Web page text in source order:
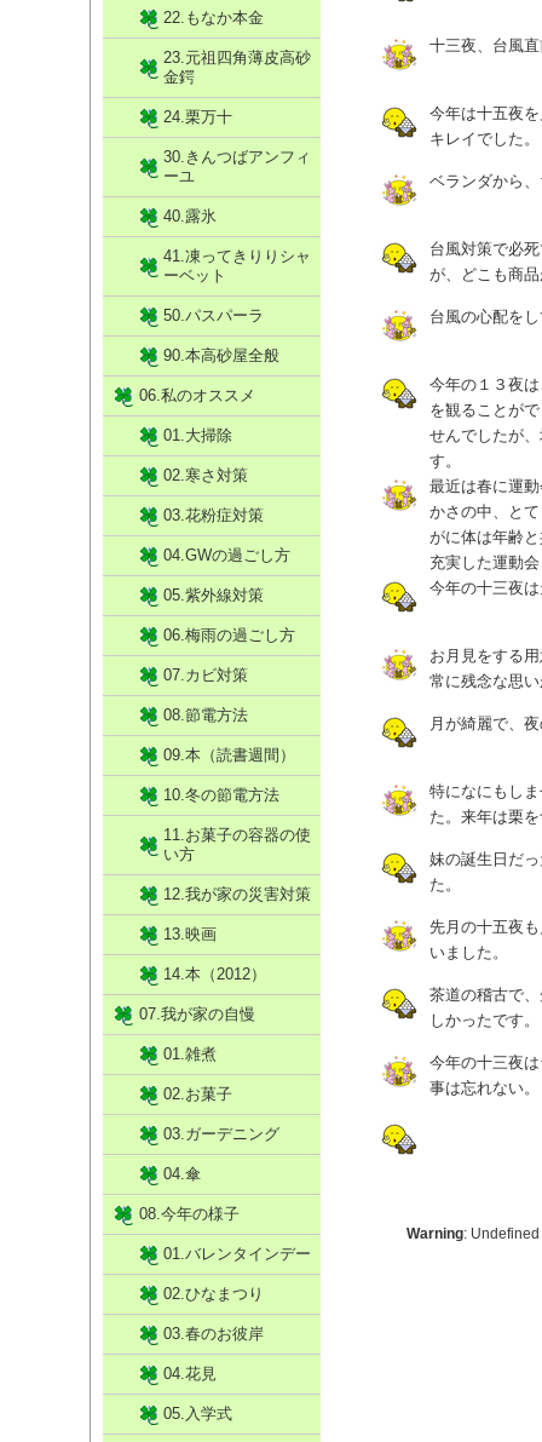
十三夜、台風
今年は十五夜
キレイでした。
ベランダから
台風対策で必
が、どこも商
台風の心配を
今年の１３夜
を観ることが
せんでしたが
す。
最近は春に運
かさの中、と
がに体は年齢
充実した運動
今年の十三夜
お月見をする
常に残念な思
月が綺麗で、
特になにもし
た。来年は栗
妹の誕生日だ
た。
先月の十五夜
いました。
茶道の稽古で
しかったです。
今年の十三夜
事は忘れない。
Warning:
22.もなか本金
23.元祖四角薄皮高砂
金鍔
24.栗万十
30.きんつばアンフィ
ーユ
40.露氷
41.凍ってきりりシャ
ーベット
50.パスパーラ
90.本高砂屋全般
06.私のオススメ
01.大掃除
02.寒さ対策
03.花粉症対策
04.GWの過ごし方
05.紫外線対策
06.梅雨の過ごし方
07.カビ対策
08.節電方法
09.本（読書週間）
10.冬の節電方法
11.お菓子の容器の使
い方
12.我が家の災害対策
13.映画
14.本（2012）
07.我が家の自慢
01.雑煮
02.お菓子
03.ガーデニング
04.傘
08.今年の様子
01.バレンタインデー
02.ひなまつり
03.春のお彼岸
04.花見
05.入学式